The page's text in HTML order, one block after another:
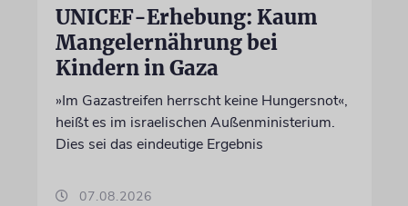
UNICEF-Erhebung: Kaum
Mangelernährung bei
Kindern in Gaza
»Im Gazastreifen herrscht keine Hungersnot«,
heißt es im israelischen Außenministerium.
Dies sei das eindeutige Ergebnis
07.08.2026